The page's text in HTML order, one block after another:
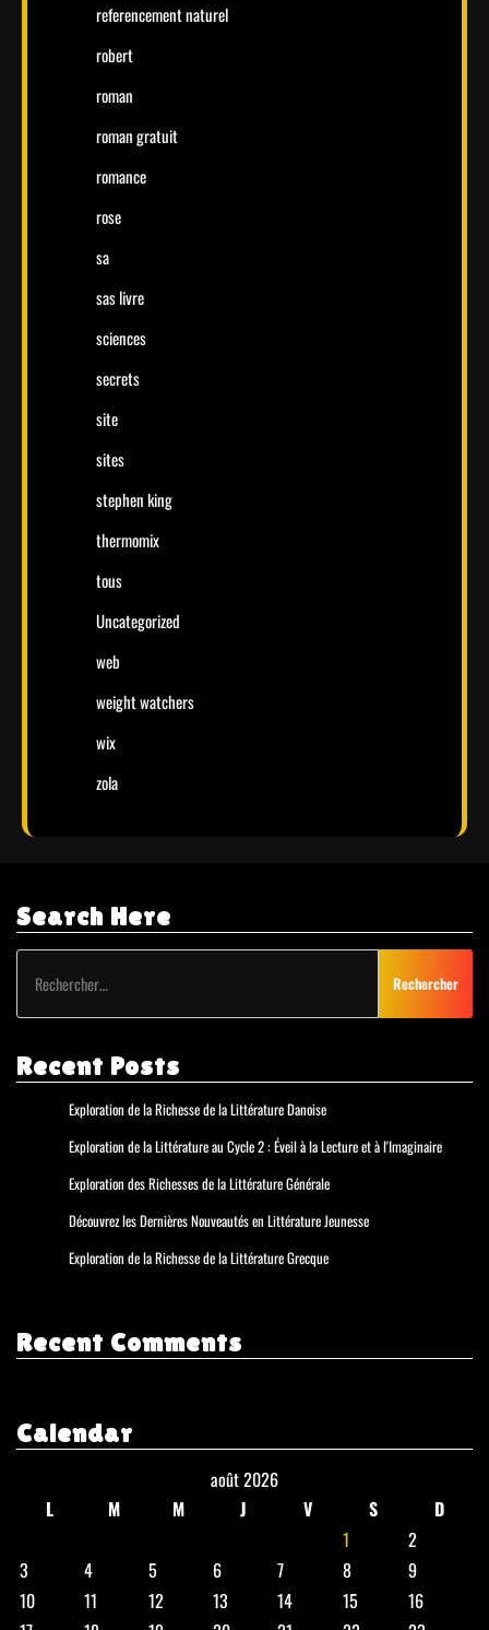
referencement naturel
robert
roman
roman gratuit
romance
rose
sa
sas livre
sciences
secrets
site
sites
stephen king
thermomix
tous
Uncategorized
web
weight watchers
wix
zola
Search Here
Rechercher :
Recent Posts
Exploration de la Richesse de la Littérature Danoise
Exploration de la Littérature au Cycle 2 : Éveil à la Lecture et à l'Imaginaire
Exploration des Richesses de la Littérature Générale
Découvrez les Dernières Nouveautés en Littérature Jeunesse
Exploration de la Richesse de la Littérature Grecque
Recent Comments
Calendar
août 2026
L
M M J V S
D
1
2
3
4 5 6 7 8
9
10
11 12 13 14 15
16